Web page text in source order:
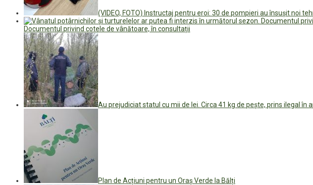
(VIDEO, FOTO) Instructaj pentru eroi: 30 de pompieri au însușit noi
Documentul privind cotele de vânătoare, în consultații
Au prejudiciat statul cu mii de lei. Circa 41 kg de pește, prins ilegal în
Plan de Acțiuni pentru un Oraș Verde la Bălți